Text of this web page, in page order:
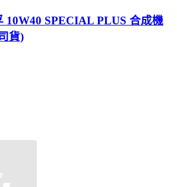
10W40 SPECIAL PLUS 合成機
貨)